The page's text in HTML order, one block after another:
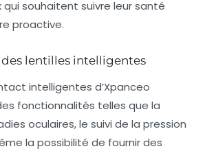
souhaitent suivre leur santé
proactive.
lentilles intelligentes
intelligentes d’Xpanceo
fonctionnalités telles que la
oculaires, le suivi de la pression
la possibilité de fournir des